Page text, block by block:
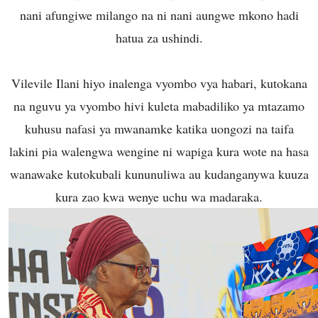
nani afungiwe milango na ni nani aungwe mkono hadi
hatua za ushindi.
Vilevile Ilani hiyo inalenga vyombo vya habari, kutokana
na nguvu ya vyombo hivi kuleta mabadiliko ya mtazamo
kuhusu nafasi ya mwanamke katika uongozi na taifa
lakini pia walengwa wengine ni wapiga kura wote na hasa
wanawake kutokubali kununuliwa au kudanganywa kuuza
kura zao kwa wenye uchu wa madaraka.